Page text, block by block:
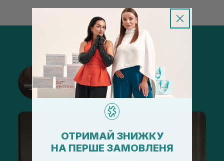
@sisters_stelmakh в Instagram
Подписаться
ОТРИМАЙ ЗНИЖКУ
НА ПЕРШЕ ЗАМОВЛЕНЯ